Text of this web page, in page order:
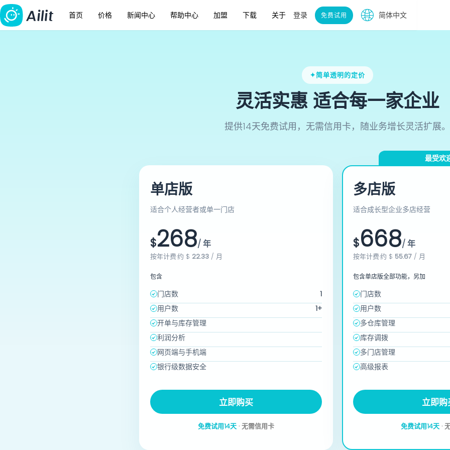
首页 价格 新闻中心 帮助中心 加盟 下载 关于 登录 免费试用 简体中文
✦简单透明的定价
灵活实惠 适合每一家企业
提供14天免费试用，无需信用卡，随业务增长灵活扩展。
单店版
适合个人经营者或单一门店
$268/ 年
按年计费·约 $ 22.33 / 月
包含
门店数
1
用户数
1+
开单与库存管理
利润分析
网页端与手机端
银行级数据安全
立即购买
免费试用14天 · 无需信用卡
最受欢
多店版
适合成长型企业多店经营
$668/ 年
按年计费·约 $ 55.67 / 月
包含单店版全部功能，另加
门店数
用户数
多仓库管理
库存调拨
多门店管理
高级报表
立即购
免费试用14天 ·